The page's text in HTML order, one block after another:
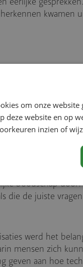
kwamen
pas waarde als
Juist
en verbinding.
boodschap door:
die de juiste
werd het
mensen zich
geven aan hoe
om onze
deze website en op
inzien of